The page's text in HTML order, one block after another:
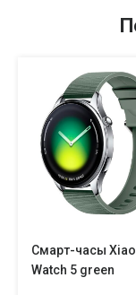
Смарт-часы
Watch 5 green